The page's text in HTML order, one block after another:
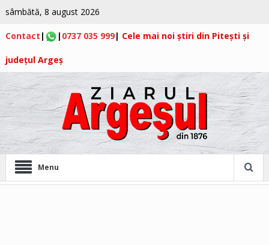
sâmbătă, 8 august 2026
Contact | | 0737 035 999| Cele mai noi știri din Pitești și
județul Argeș
Menu